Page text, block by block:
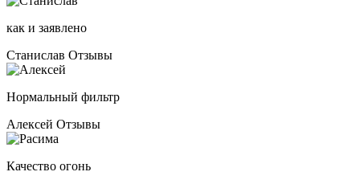
как и заявлено
Станислав Отзывы
Нормальный фильтр
Алексей Отзывы
Качество огонь